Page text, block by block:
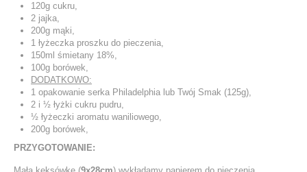
120g cukru,
2 jajka,
200g mąki,
1 łyżeczka proszku do pieczenia,
150ml śmietany 18%,
100g borówek,
DODATKOWO:
1 opakowanie serka Philadelphia lub Twój Smak (125g),
2 i ½ łyżki cukru pudru,
½ łyżeczki aromatu waniliowego,
200g borówek,
PRZYGOTOWANIE: